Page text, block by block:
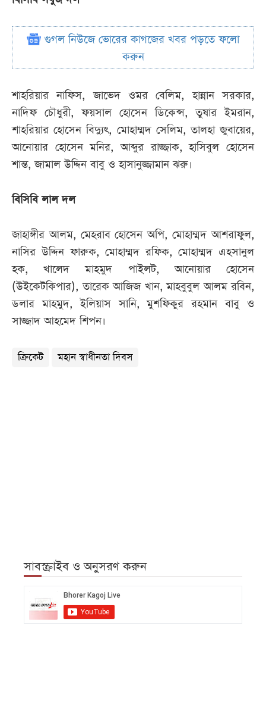
গুগল নিউজে ভোরের কাগজের খবর পড়তে ফলো
করুন
শাহরিয়ার নাফিস, জাভেদ ওমর বেলিম, হান্নান সরকার,
নাদিফ চৌধুরী, ফয়সাল হোসেন ডিকেন্স, তুষার ইমরান,
শাহরিয়ার হোসেন বিদ্যুৎ, মোহাম্মদ সেলিম, তালহা জুবায়ের,
আনোয়ার হোসেন মনির, আব্দুর রাজ্জাক, হাসিবুল হোসেন
শান্ত, জামাল উদ্দিন বাবু ও হাসানুজ্জামান ঝরু।
বিসিবি লাল দল
জাহাঙ্গীর আলম, মেহরাব হোসেন অপি, মোহাম্মদ আশরাফুল,
নাসির উদ্দিন ফারুক, মোহাম্মদ রফিক, মোহাম্মদ এহসানুল
হক, খালেদ মাহমুদ পাইলট, আনোয়ার হোসেন
(উইকেটকিপার), তারেক আজিজ খান, মাহবুবুল আলম রবিন,
ডলার মাহমুদ, ইলিয়াস সানি, মুশফিকুর রহমান বাবু ও
সাজ্জাদ আহমেদ শিপন।
ক্রিকেট মহান স্বাধীনতা দিবস
সাবস্ক্রাইব ও অনুসরণ করুন